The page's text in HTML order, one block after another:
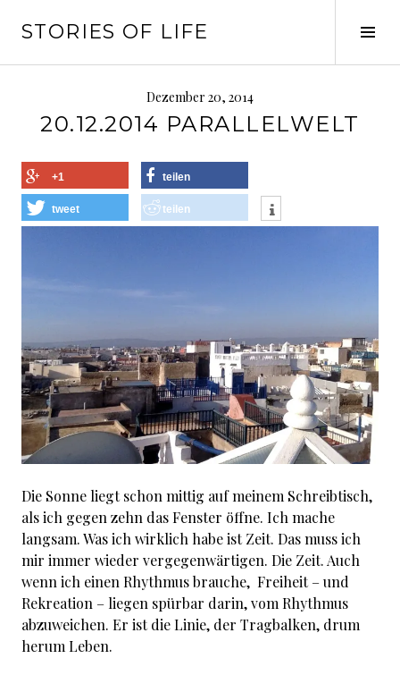
zumSTORIES OF LIFE
Dezember 20, 2014
20.12.2014 PARALLELWELT
+1 teilen
tweet teilen
Die Sonne liegt schon mittig auf meinem Schreibtisch,
als ich gegen zehn das Fenster öffne. Ich mache
langsam. Was ich wirklich habe ist Zeit. Das muss ich
mir immer wieder vergegenwärtigen. Die Zeit. Auch
wenn ich einen Rhythmus brauche, Freiheit – und
Rekreation – liegen spürbar darin, vom Rhythmus
abzuweichen. Er ist die Linie, der Tragbalken, drum
herum Leben.